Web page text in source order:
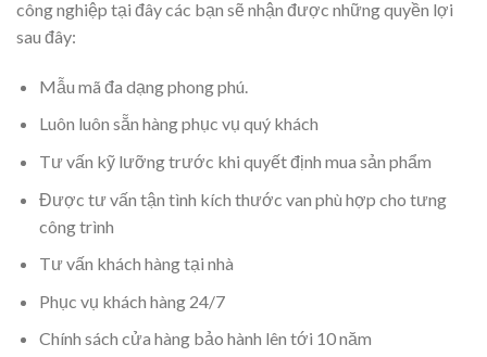
công nghiệp tại đây các bạn sẽ nhận được những quyền lợi
sau đây:
Mẫu mã đa dạng phong phú.
Luôn luôn sẵn hàng phục vụ quý khách
Tư vấn kỹ lưỡng trước khi quyết định mua sản phẩm
Được tư vấn tận tình kích thước van phù hợp cho tưng
công trình
Tư vấn khách hàng tại nhà
Phục vụ khách hàng 24/7
Chính sách cửa hàng bảo hành lên tới 10 năm